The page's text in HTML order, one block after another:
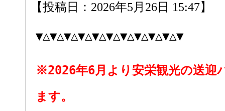
【投稿日：2026年5月26日 15:47】
▼△▼△▼△▼△▼△▼△▼△▼△▼△▼△▼
※2026年6月より安栄観光の送迎
ます。